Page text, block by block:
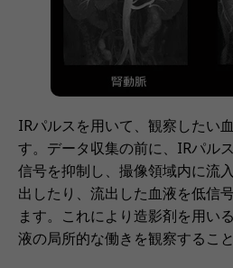
IRパルスを用いて、観察したい
す。データ収集の前に、IRパル
信号を抑制し、撮像領域内に流
出したり、流出した血液を低信
ます。これにより造影剤を用い
液の局所的な働きを観察すること